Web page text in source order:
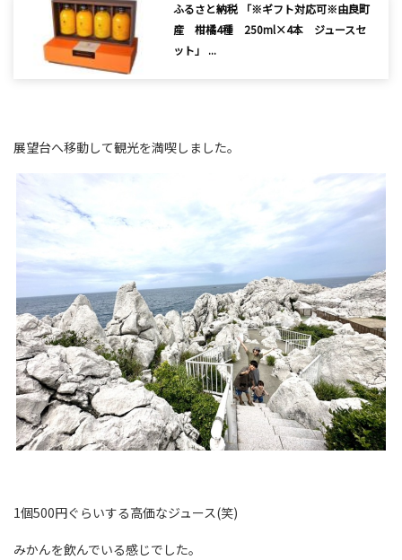
ふるさと納税 「※ギフト対応可※由良町
産 柑橘4種 250ml×4本 ジュースセ
ット」 ...
展望台へ移動して観光を満喫しました。
1個500円ぐらいする高価なジュース(笑)
みかんを飲んでいる感じでした。